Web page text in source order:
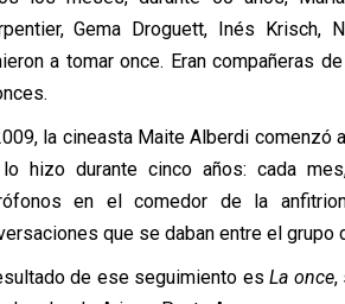
Gema Droguett, Inés Krisch,
a tomar once. Eran compañeras
la cineasta Maite Alberdi
hizo durante cinco años: cada
en el comedor de la
que se daban entre el grupo
de ese seguimiento esLa once,